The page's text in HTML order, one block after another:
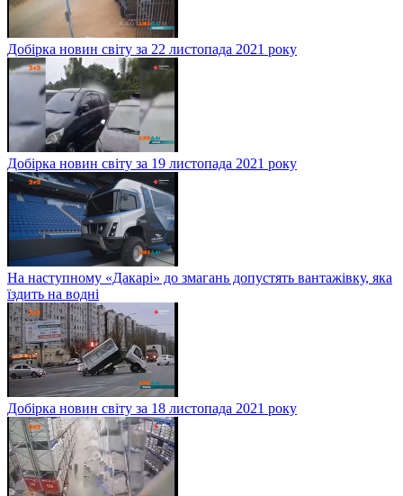
Добірка новин світу за 22 листопада 2021 року
Добірка новин світу за 19 листопада 2021 року
На наступному «Дакарі» до змагань допустять вантажівку, яка
їздить на водні
Добірка новин світу за 18 листопада 2021 року